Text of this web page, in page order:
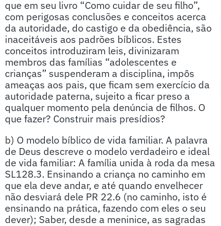
que em seu livro “Como cuidar de seu filho”,
com perigosas conclusões e conceitos acerca
da autoridade, do castigo e da obediência, são
inaceitáveis aos padrões bíblicos. Estes
conceitos introduziram leis, divinizaram
membros das famílias “adolescentes e
crianças” suspenderam a disciplina, impôs
ameaças aos pais, que ficam sem exercício da
autoridade paterna, sujeito a ficar preso a
qualquer momento pela denúncia de filhos. O
que fazer? Construir mais presídios?
b) O modelo bíblico de vida familiar. A palavra
de Deus descreve o modelo verdadeiro e ideal
de vida familiar: A família unida à roda da mesa
SL128.3. Ensinando a criança no caminho em
que ela deve andar, e até quando envelhecer
não desviará dele PR 22.6 (no caminho, isto é
ensinando na prática, fazendo com eles o seu
dever); Saber, desde a meninice, as sagradas